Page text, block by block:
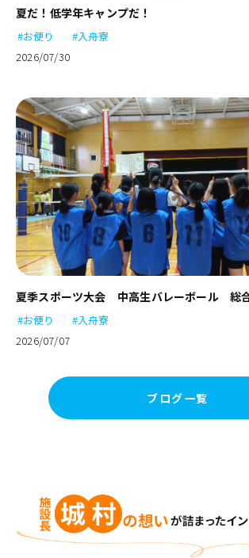
夏だ！低学年キャンプだ！
#お便り
#入舟寮
2026/07/30
夏季スポーツ大会 中高生バレーボール 総
#お便り
#入舟寮
2026/07/07
ブログ一覧